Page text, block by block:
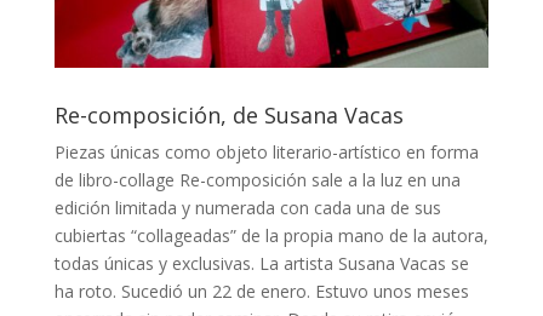
Re-composición, de Susana Vacas
Piezas únicas como objeto literario-artístico en forma
de libro-collage Re-composición sale a la luz en una
edición limitada y numerada con cada una de sus
cubiertas “collageadas” de la propia mano de la autora,
todas únicas y exclusivas. La artista Susana Vacas se
ha roto. Sucedió un 22 de enero. Estuvo unos meses